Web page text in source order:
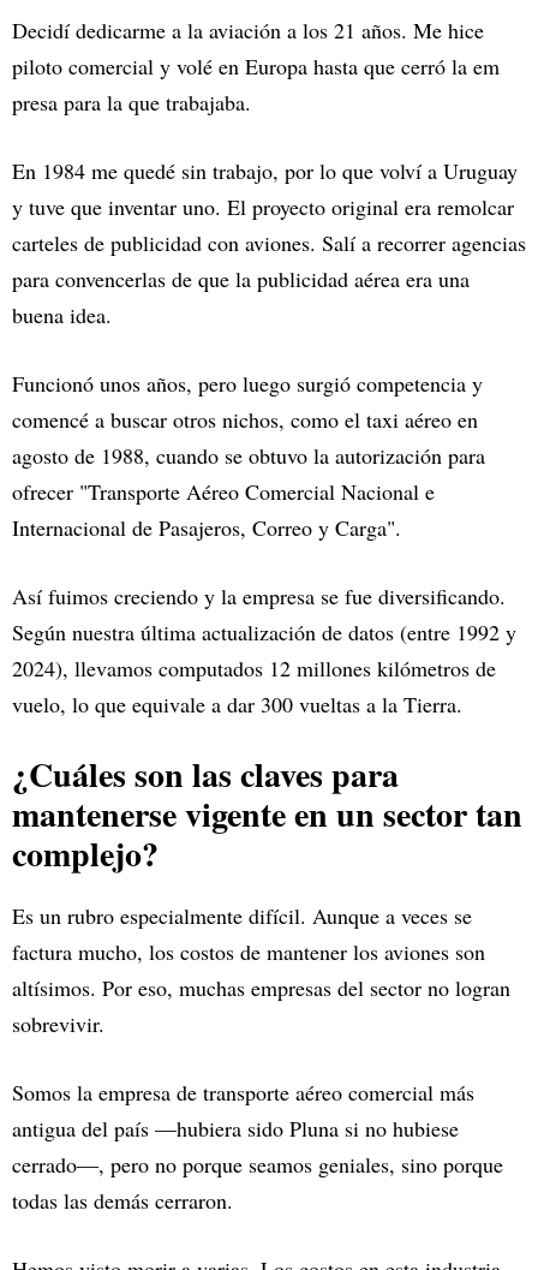
Decidí dedicarme a la aviación a los 21 años. Me hice
piloto comercial y volé en Europa hasta que cerró la em
presa para la que trabajaba.
En 1984 me quedé sin trabajo, por lo que volví a Uruguay
y tuve que inventar uno. El proyecto original era remolcar
carteles de publicidad con aviones. Salí a recorrer agencias
para convencerlas de que la publicidad aérea era una
buena idea.
Funcionó unos años, pero luego surgió competencia y
comencé a buscar otros nichos, como el taxi aéreo en
agosto de 1988, cuando se obtuvo la autorización para
ofrecer "Transporte Aéreo Comercial Nacional e
Internacional de Pasajeros, Correo y Carga".
Así fuimos creciendo y la empresa se fue diversificando.
Según nuestra última actualización de datos (entre 1992 y
2024), llevamos computados 12 millones kilómetros de
vuelo, lo que equivale a dar 300 vueltas a la Tierra.
¿Cuáles son las claves para
mantenerse vigente en un sector tan
complejo?
Es un rubro especialmente difícil. Aunque a veces se
factura mucho, los costos de mantener los aviones son
altísimos. Por eso, muchas empresas del sector no logran
sobrevivir.
Somos la empresa de transporte aéreo comercial más
antigua del país —hubiera sido Pluna si no hubiese
cerrado—, pero no porque seamos geniales, sino porque
todas las demás cerraron.